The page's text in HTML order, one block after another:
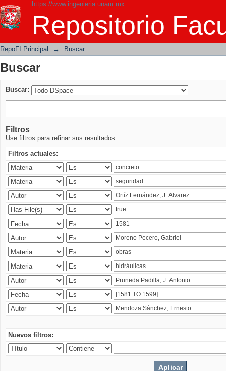
https://www.ingenieria.unam.mx
Repositorio
Buscar
RepoFI Principal → Buscar
Buscar
Buscar:
Filtros
Use filtros para refinar sus resultados.
Filtros actuales:
Nuevos filtros: